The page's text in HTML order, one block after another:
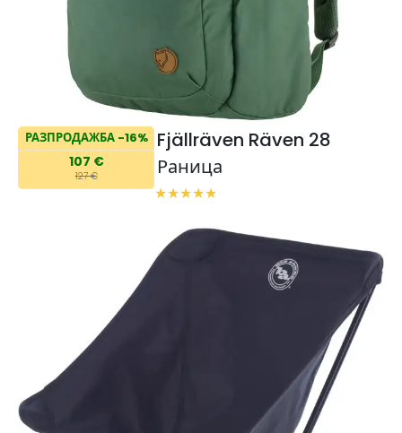
РАЗПРОДАЖБА -16%
107 €
127 €
Fjällräven Räven 28
Раница